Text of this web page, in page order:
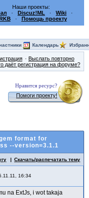
Наши проекты:
· Discuz!ML · Wiki ·
· Помощь проекту
Календарь
Выслать повторно
даёт регистрация на форуме?
Нравится ресурс?
Помоги проекту!
format for
--version=3.1.1
Скачать/распечатать тему
16:34
na ExtJs, i wot takaja